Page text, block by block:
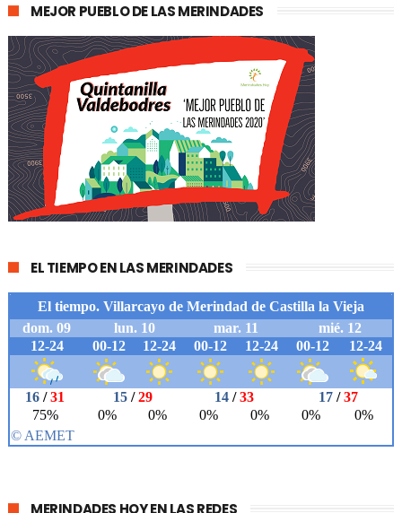
MEJOR PUEBLO DE LAS MERINDADES
EL TIEMPO EN LAS MERINDADES
MERINDADES HOY EN LAS REDES